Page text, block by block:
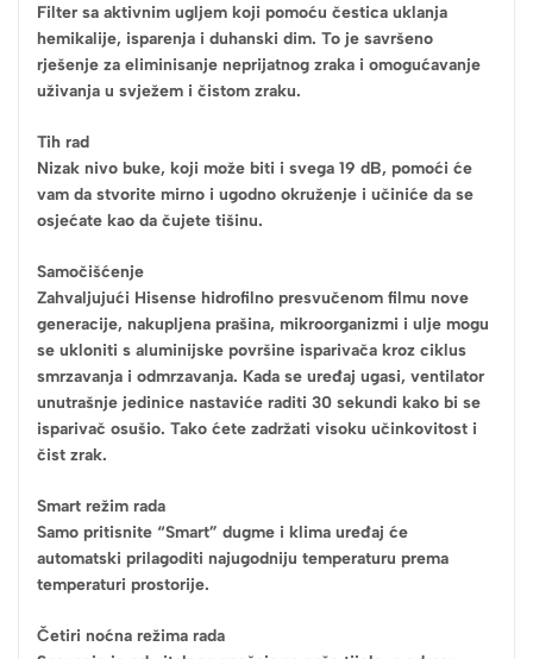
Filter sa aktivnim ugljem koji pomoću čestica uklanja
hemikalije, isparenja i duhanski dim. To je savršeno
rješenje za eliminisanje neprijatnog zraka i omogućavanje
uživanja u svježem i čistom zraku.
Tih rad
Nizak nivo buke, koji može biti i svega 19 dB, pomoći će
vam da stvorite mirno i ugodno okruženje i učiniće da se
osjećate kao da čujete tišinu.
Samočišćenje
Zahvaljujući Hisense hidrofilno presvučenom filmu nove
generacije, nakupljena prašina, mikroorganizmi i ulje mogu
se ukloniti s aluminijske površine isparivača kroz ciklus
smrzavanja i odmrzavanja. Kada se uređaj ugasi, ventilator
unutrašnje jedinice nastaviće raditi 30 sekundi kako bi se
isparivač osušio. Tako ćete zadržati visoku učinkovitost i
čist zrak.
Smart režim rada
Samo pritisnite “Smart” dugme i klima uređaj će
automatski prilagoditi najugodniju temperaturu prema
temperaturi prostorije.
Četiri noćna režima rada